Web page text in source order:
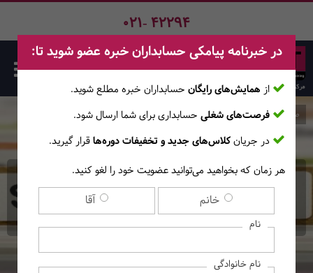
021- 42294
بروزرسانی استانداردهای
جدید حسابداری
صفحه اصلی دوره‌ها
در خبرنامه پیامکی حسابداران خبره عضو شوید تا:
از همایش‌های رایگان حسابداران خبره مطلع ‎شوید.
فرصت‌های شغلی حسابداری برای شما ارسال شود.
در جریانکلاس‌های جدید و تخفیفات دوره‌هاقرار گیرید.
هر زمان که بخواهید می‌توانید عضویت خود را لغو کنید.
خانم آقا
نام
نام خانوادگی